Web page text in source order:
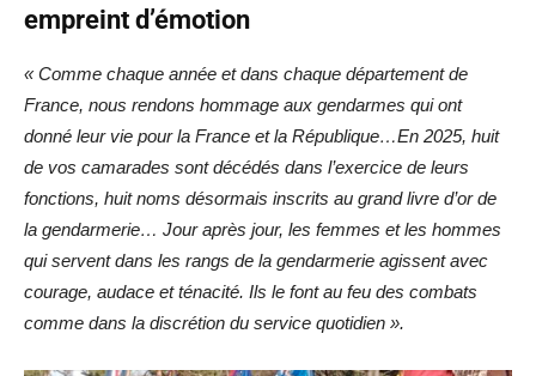
empreint d’émotion
« Comme chaque année et dans chaque département de
France, nous rendons hommage aux gendarmes qui ont
donné leur vie pour la France et la République…En 2025, huit
de vos camarades sont décédés dans l’exercice de leurs
fonctions, huit noms désormais inscrits au grand livre d’or de
la gendarmerie… Jour après jour, les femmes et les hommes
qui servent dans les rangs de la gendarmerie agissent avec
courage, audace et ténacité. Ils le font au feu des combats
comme dans la discrétion du service quotidien ».